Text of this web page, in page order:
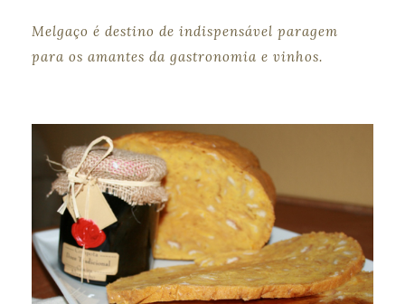
Melgaço é destino de indispensável paragem
para os amantes da gastronomia e vinhos.